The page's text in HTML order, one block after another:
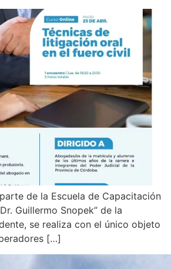
de la Escuela de Capacitación
Guillermo Snopek” de la
se realiza con el único objeto
[…]